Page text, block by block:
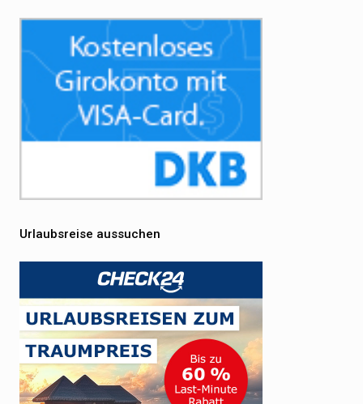
Urlaubsreise aussuchen